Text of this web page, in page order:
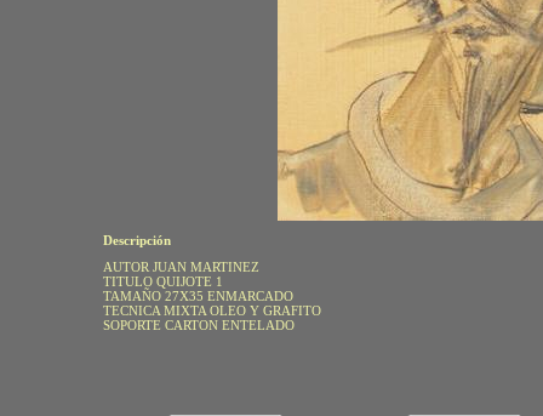
Descripción
AUTOR JUAN MARTINEZ
TITULO QUIJOTE 1
TAMAÑO 27X35 ENMARCADO
TECNICA MIXTA OLEO Y GRAFITO
SOPORTE CARTON ENTELADO